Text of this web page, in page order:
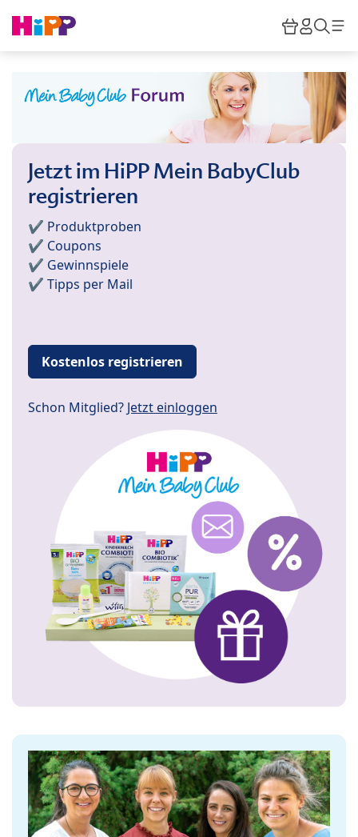
HiPP
Jetzt im HiPP Mein BabyClub
registrieren
✔️ Produktproben
✔️ Coupons
✔️ Gewinnspiele
✔️ Tipps per Mail
Kostenlos registrieren
Schon Mitglied? Jetzt einloggen